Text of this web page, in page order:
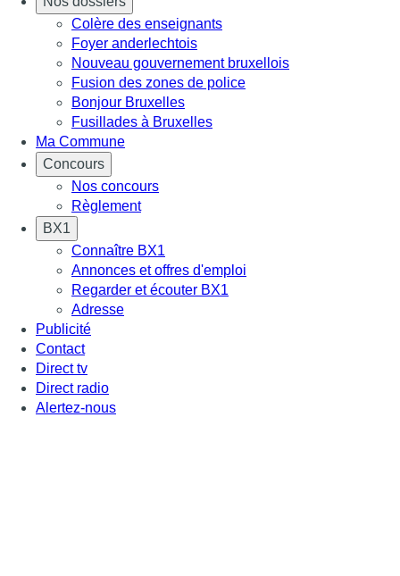
Colère des enseignants
Foyer anderlechtois
Nouveau gouvernement bruxellois
Fusion des zones de police
Bonjour Bruxelles
Fusillades à Bruxelles
Ma Commune
Concours
Nos concours
Règlement
BX1
Connaître BX1
Annonces et offres d'emploi
Regarder et écouter BX1
Adresse
Publicité
Contact
Direct tv
Direct radio
Alertez-nous